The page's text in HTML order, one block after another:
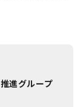
進グループ